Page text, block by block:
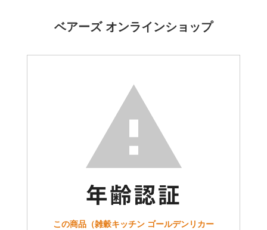
ベアーズ オンラインショップ
この商品（雑穀キッチン ゴールデンリカー